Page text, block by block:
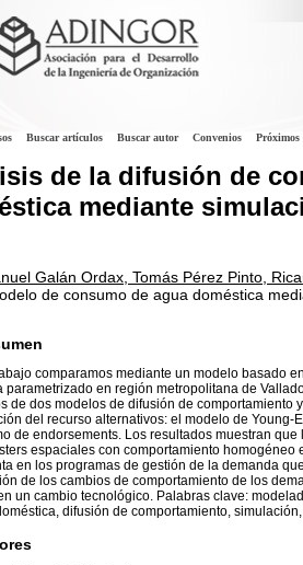
Buscar artículos Buscar autor Convenios Próximos
de la difusión de
mediante
Galán Ordax, Tomás Pérez Pinto,
de consumo de agua doméstica
comparamos mediante un modelo basado
parametrizado en región metropolitana de
de dos modelos de difusión de comportamiento
del recurso alternativos: el modelo de Young-
de endorsements. Los resultados muestran
espaciales con comportamiento homogéneo
en los programas de gestión de la demanda
de los cambios de comportamiento de los
un cambio tecnológico. Palabras clave:
difusión de comportamiento,